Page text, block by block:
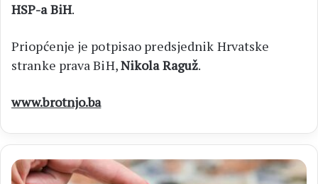
HSP-a BiH.
Priopćenje je potpisao predsjednik Hrvatske
stranke prava BiH,Nikola Raguž.
www.brotnjo.ba
DOM
NARODA